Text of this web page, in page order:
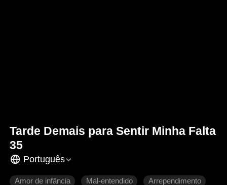
Tarde Demais para Sentir Minha Falta
35
Português
Amor de infância Mal-entendido Arrependimento